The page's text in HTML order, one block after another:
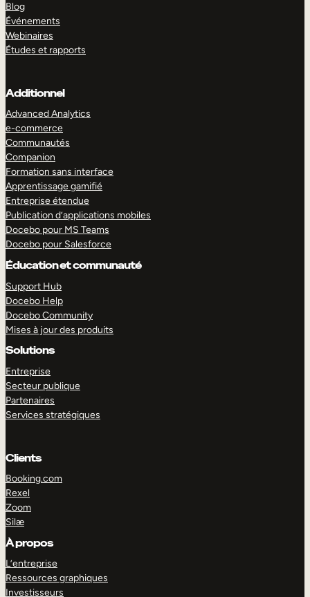
Blog
Événements
Webinaires
Études et rapports
Additionnel
Advanced Analytics
e-commerce
Communautés
Companion
Formation sans interface
Apprentissage gamifié
Entreprise étendue
Publication d’applications mobiles
Docebo pour MS Teams
Docebo pour Salesforce
Éducation et communauté
Support Hub
Docebo Help
Docebo Community
Mises à jour des produits
Solutions
Entreprise
Secteur publique
Partenaires
Services stratégiques
Clients
Booking.com
Rexel
Zoom
Silæ
À propos
L’entreprise
Ressources graphiques
Investisseurs